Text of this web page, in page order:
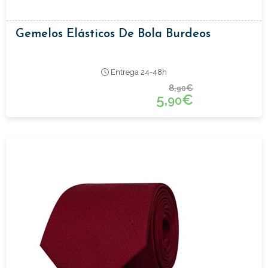
Gemelos Elásticos De Bola Burdeos
Entrega 24-48h
8,90€
5,90€